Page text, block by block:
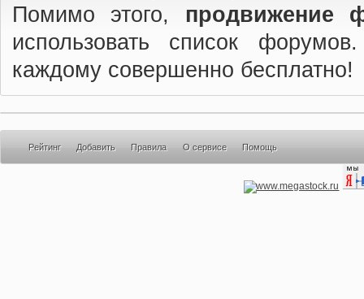
Помимо этого, продвижение
использовать список
каждому совершенно бесплатно!
Рейтинг Добавить Правила О сервисе Помощь